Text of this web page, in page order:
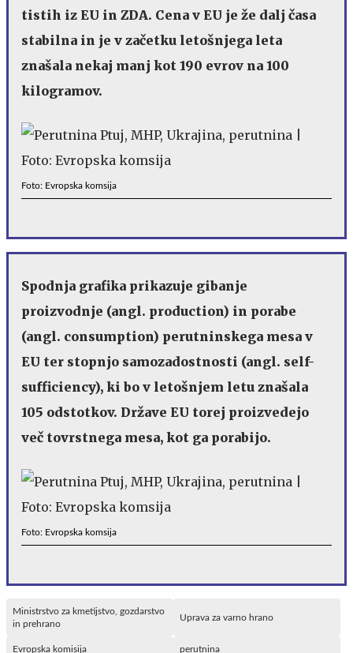
tistih iz EU in ZDA. Cena v EU je že dalj časa
stabilna in je v začetku letošnjega leta
znašala nekaj manj kot 190 evrov na 100
kilogramov.
Foto: Evropska komsija
Spodnja grafika prikazuje gibanje
proizvodnje (angl. production) in porabe
(angl. consumption) perutninskega mesa v
EU ter stopnjo samozadostnosti (angl. self-
sufficiency), ki bo v letošnjem letu znašala
105 odstotkov. Države EU torej proizvedejo
več tovrstnega mesa, kot ga porabijo.
Foto: Evropska komsija
Ministrstvo za kmetijstvo, gozdarstvo
in prehrano
Uprava za varno hrano
Evropska komisija perutnina